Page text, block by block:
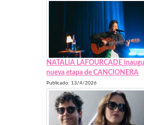
NATALIA LAFOURCADE
nueva etapa de CANCIONERA
Publicado: 13/4/2026